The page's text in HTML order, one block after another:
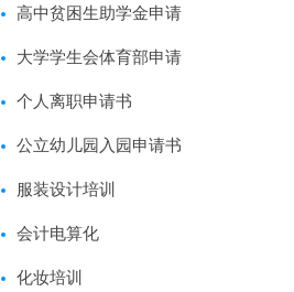
高中贫困生助学金申请
书 大学学生会体育部申请
书个人离职申请书
公立幼儿园入园申请书
服装设计培训
会计电算化
化妆培训